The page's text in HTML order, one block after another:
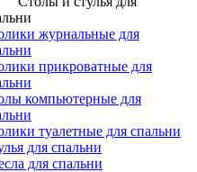
журнальные для
прикроватные для
компьютерные для
туалетные для спальни
для спальни
для спальни